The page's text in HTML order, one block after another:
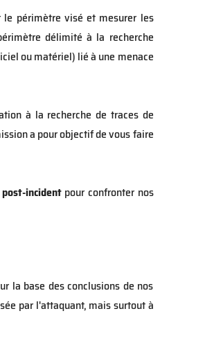
le périmètre visé et mesurer les
délimité à la recherche
ou matériel) lié à une menace
à la recherche de traces de
a pour objectif de vous faire
incidentpour confronter nos
la base des conclusions de nos
par l'attaquant, mais surtout à